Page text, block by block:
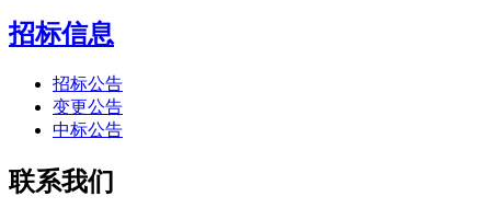
招标信息
招标公告
变更公告
中标公告
联系我们